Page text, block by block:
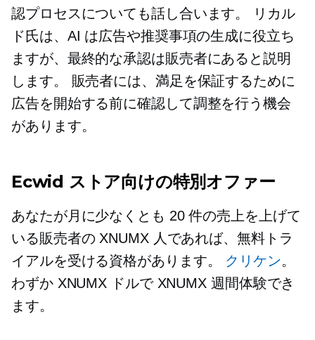
認プロセスについても話し合います。 リカル
ド氏は、AI は広告や推奨事項の生成に役立ち
ますが、最終的な承認は販売者にあると説明
します。 販売者には、満足を保証するために
広告を開始する前に確認して調整を行う機会
があります。
Ecwid ストア向けの特別オファー
あなたが月に少なくとも 20 件の売上を上げて
いる販売者の XNUMX 人であれば、無料トラ
イアルを受ける資格があります。 クリケン。
わずか XNUMX ドルで XNUMX 週間体験でき
ます。